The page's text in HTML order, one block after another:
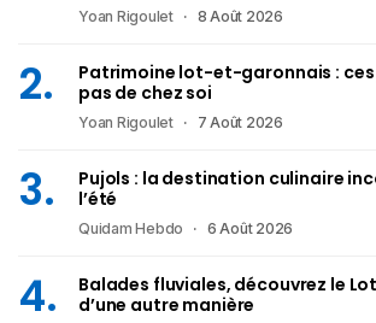
Yoan Rigoulet 8 Août 2026
Patrimoine lot-et-garonnais : ces
pas de chez soi
Yoan Rigoulet 7 Août 2026
Pujols : la destination culinaire
l’été
Quidam Hebdo 6 Août 2026
Balades fluviales, découvrez le
d’une autre manière